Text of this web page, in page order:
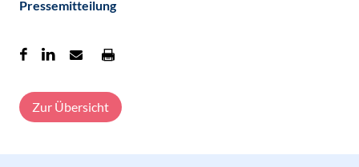
Pressemitteilung
Zur Übersicht